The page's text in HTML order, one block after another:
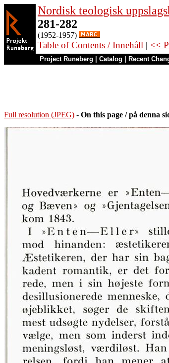
Nordisk teologisk
281-282
(1952-1957)
Table of Contents / Innehåll | <<
Project Runeberg Catalog Recent
Full resolution (JPEG) - On this page / på denna